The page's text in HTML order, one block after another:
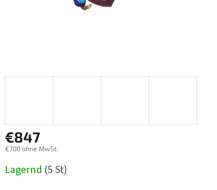
€847
€700 ohne MwSt.
Lagernd (5 St)